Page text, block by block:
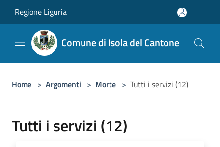
Regione Liguria
Comune di Isola del Cantone
Home > Argomenti > Morte > Tutti i servizi (12)
Tutti i servizi (12)